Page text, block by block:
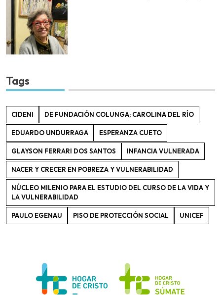
Tags
CIDENI DE FUNDACIÓN COLUNGA; CAROLINA DEL RÍO
EDUARDO UNDURRAGA ESPERANZA CUETO
GLAYSON FERRARI DOS SANTOS INFANCIA VULNERADA
NACER Y CRECER EN POBREZA Y VULNERABILIDAD
​NÚCLEO MILENIO PARA EL ESTUDIO DEL CURSO DE LA VIDA Y
LA VULNERABILIDAD
PAULO EGENAU PISO DE PROTECCIÓN SOCIAL UNICEF